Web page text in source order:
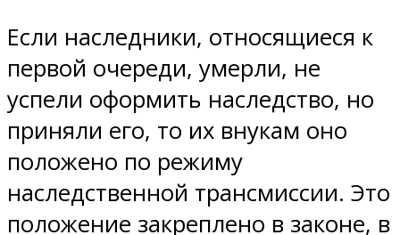
Если наследники, относящиеся к
первой очереди, умерли, не
успели оформить наследство, но
приняли его, то их внукам оно
положено по режиму
наследственной трансмиссии. Это
положение закреплено в законе, в